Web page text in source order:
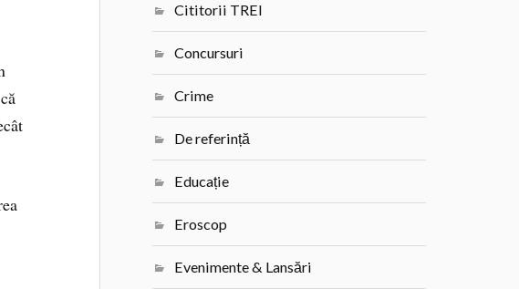
Cititorii TREI
Concursuri
Crime
De referință
Educație
Eroscop
Evenimente & Lansări